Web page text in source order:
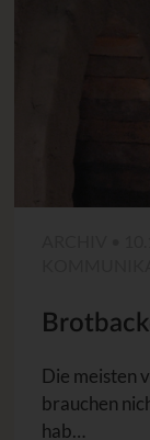
Die meisten
brauchen
hab…